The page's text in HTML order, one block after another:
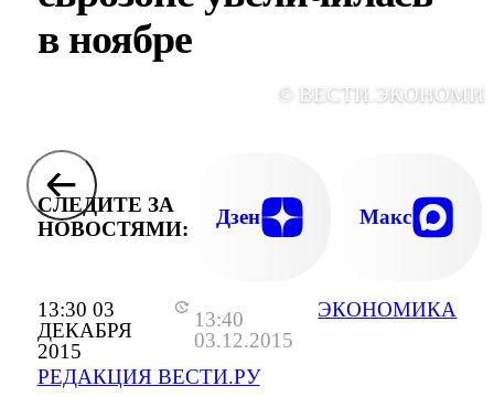
13:30 03
ДЕКАБРЯ
2015
13:40
03.12.2015
РЕДАКЦИЯ ВЕСТИ.РУ
ЭКОНОМИКА
в ноябре
©
СЛЕДИТЕ ЗА
НОВОСТЯМИ:
Дзен Макс